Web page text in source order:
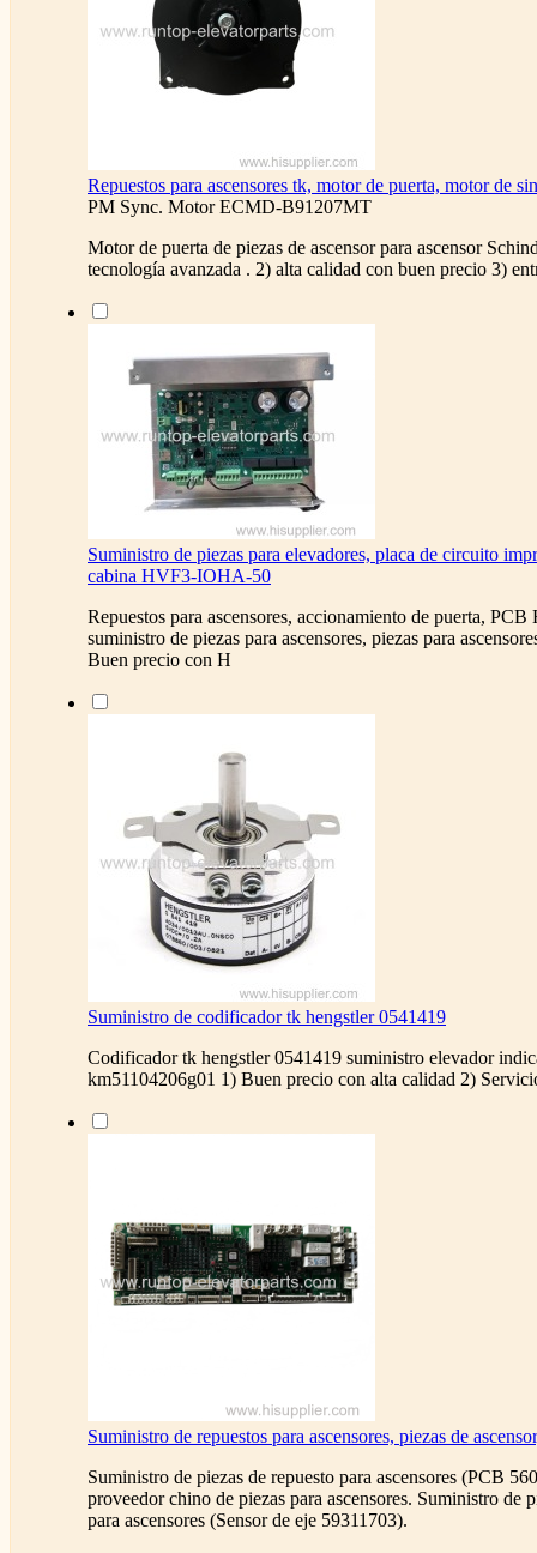
Repuestos para ascensores tk, motor de puerta, motor de
PM Sync. Motor ECMD-B91207MT
Motor de puerta de piezas de ascensor para ascensor
tecnología avanzada . 2) alta calidad con buen precio 3)
Suministro de piezas para elevadores, placa de circuito
cabina HVF3-IOHA-50
Repuestos para ascensores, accionamiento de puerta,
suministro de piezas para ascensores, piezas para
Buen precio con H
Suministro de codificador tk hengstler 0541419
Codificador tk hengstler 0541419 suministro elevador
km51104206g01 1) Buen precio con alta calidad 2)
Suministro de repuestos para ascensores, piezas de
Suministro de piezas de repuesto para ascensores (PCB
proveedor chino de piezas para ascensores. Suministro de
para ascensores (Sensor de eje 59311703).